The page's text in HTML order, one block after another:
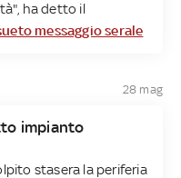
ha detto il
messaggio serale
28 mag
impianto
stasera la periferia